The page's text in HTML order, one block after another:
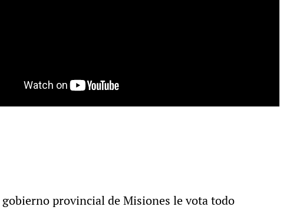
provincial de Misiones le vota todo